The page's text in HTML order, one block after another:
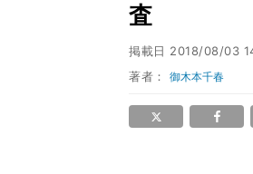
査
掲載日 2018/08/03
著者：御木本千春